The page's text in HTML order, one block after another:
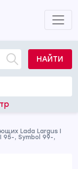
НАЙТИ
Lada Largus I
95-, Symbol 99-,